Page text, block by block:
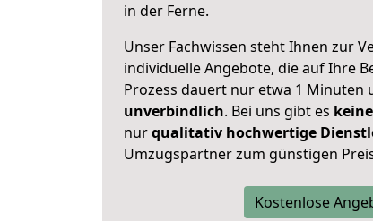
in der Ferne.
Unser Fachwissen steht Ihnen zur
individuelle Angebote, die auf Ihre
Prozess dauert nur etwa 1 Minuten
unverbindlich. Bei uns gibt es
nurqualitativ hochwertige
Umzugspartner zum günstigen
Kostenlose